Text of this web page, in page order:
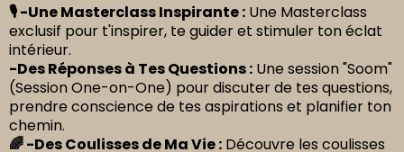
🎙️ -Une Masterclass Inspirante : Une Masterclass
exclusif pour t'inspirer, te guider et stimuler ton éclat
intérieur.
-Des Réponses à Tes Questions : Une session "Soom"
(Session One-on-One) pour discuter de tes questions,
prendre conscience de tes aspirations et planifier ton
chemin.
🌈 -Des Coulisses de Ma Vie : Découvre les coulisses